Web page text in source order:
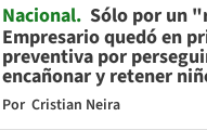
Nacional Sólo por un
Empresario quedó en
preventiva por
encañonar y retener
Por Cristian Neira